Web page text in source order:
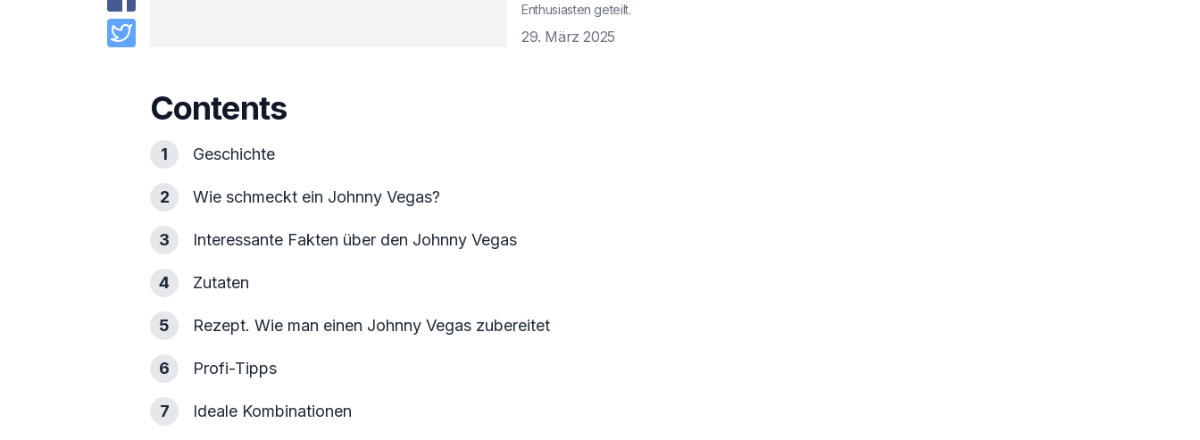
Enthusiasten geteilt.
29. März 2025
Contents
1 Geschichte
2 Wie schmeckt ein Johnny Vegas?
3 Interessante Fakten über den Johnny Vegas
4 Zutaten
5 Rezept. Wie man einen Johnny Vegas zubereitet
6 Profi-Tipps
7 Ideale Kombinationen